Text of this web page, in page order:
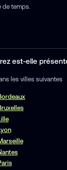
de temps.
est-elle
les villes suivantes